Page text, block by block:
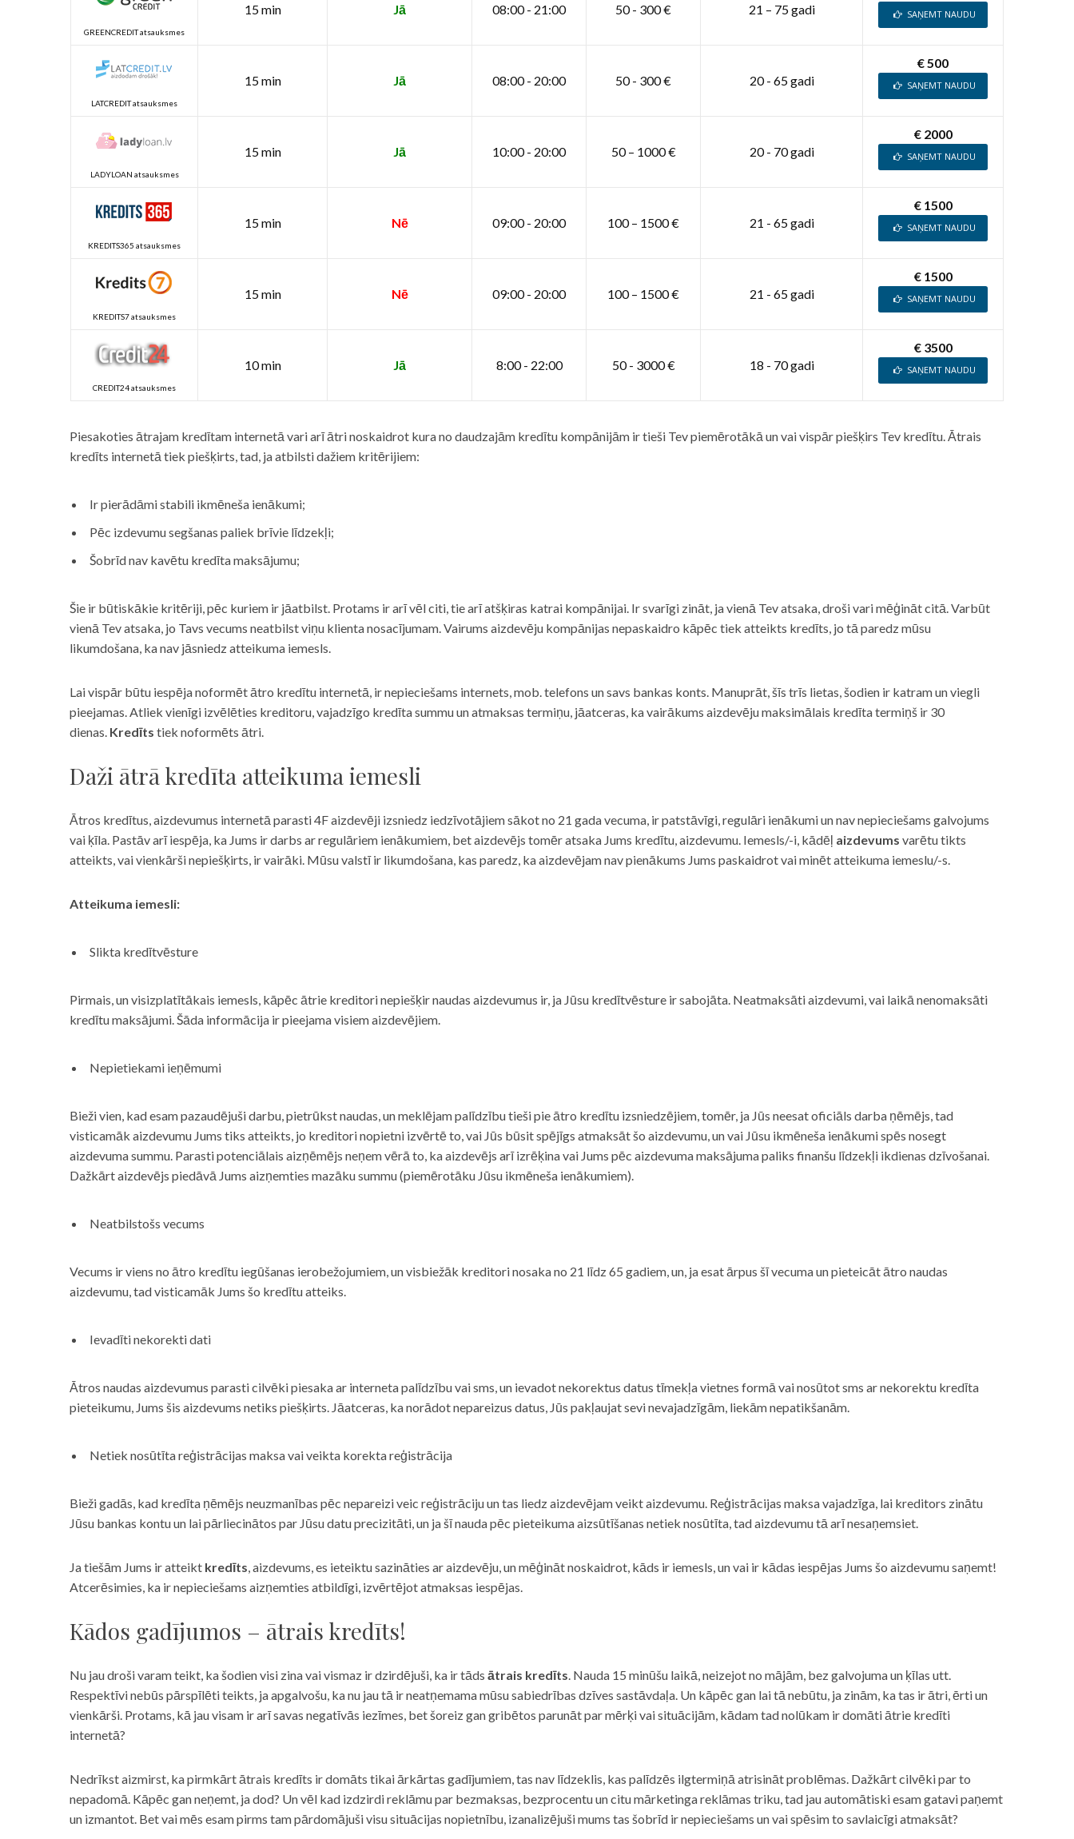
GREENCREDIT atsauksmes
15 min Jā 08:00 - 21:00 50 - 300 € 21 – 75 gadi SAŅEMT NAUDU
LATCREDIT atsauksmes
15 min Jā 08:00 - 20:00 50 - 300 € 20 - 65 gadi
€ 500
SAŅEMT NAUDU
LADYLOAN atsauksmes
15 min Jā 10:00 - 20:00 50 – 1000 € 20 - 70 gadi
€ 2000
SAŅEMT NAUDU
KREDITS365 atsauksmes
15 min Nē 09:00 - 20:00 100 – 1500 € 21 - 65 gadi
€ 1500
SAŅEMT NAUDU
KREDITS7 atsauksmes
15 min Nē 09:00 - 20:00 100 – 1500 € 21 - 65 gadi
€ 1500
SAŅEMT NAUDU
CREDIT24 atsauksmes
10 min Jā 8:00 - 22:00 50 - 3000 € 18 - 70 gadi
€ 3500
SAŅEMT NAUDU
Piesakoties ātrajam kredītam internetā vari arī ātri noskaidrot kura no daudzajām kredītu kompānijām ir tieši Tev piemērotākā un vai vispār piešķirs Tev kredītu. Ātrais
kredīts internetā tiek piešķirts, tad, ja atbilsti dažiem kritērijiem:
Ir pierādāmi stabili ikmēneša ienākumi;
Pēc izdevumu segšanas paliek brīvie līdzekļi;
Šobrīd nav kavētu kredīta maksājumu;
Šie ir būtiskākie kritēriji, pēc kuriem ir jāatbilst. Protams ir arī vēl citi, tie arī atšķiras katrai kompānijai. Ir svarīgi zināt, ja vienā Tev atsaka, droši vari mēģināt citā. Varbūt
vienā Tev atsaka, jo Tavs vecums neatbilst viņu klienta nosacījumam. Vairums aizdevēju kompānijas nepaskaidro kāpēc tiek atteikts kredīts, jo tā paredz mūsu
likumdošana, ka nav jāsniedz atteikuma iemesls.
Lai vispār būtu iespēja noformēt ātro kredītu internetā, ir nepieciešams internets, mob. telefons un savs bankas konts. Manuprāt, šīs trīs lietas, šodien ir katram un viegli
pieejamas. Atliek vienīgi izvēlēties kreditoru, vajadzīgo kredīta summu un atmaksas termiņu, jāatceras, ka vairākums aizdevēju maksimālais kredīta termiņš ir 30
dienas. Kredīts tiek noformēts ātri.
Daži ātrā kredīta atteikuma iemesli
Ātros kredītus, aizdevumus internetā parasti 4F aizdevēji izsniedz iedzīvotājiem sākot no 21 gada vecuma, ir patstāvīgi, regulāri ienākumi un nav nepieciešams galvojums
vai ķīla. Pastāv arī iespēja, ka Jums ir darbs ar regulāriem ienākumiem, bet aizdevējs tomēr atsaka Jums kredītu, aizdevumu. Iemesls/-i, kādēļ aizdevums varētu tikts
atteikts, vai vienkārši nepiešķirts, ir vairāki. Mūsu valstī ir likumdošana, kas paredz, ka aizdevējam nav pienākums Jums paskaidrot vai minēt atteikuma iemeslu/-s.
Atteikuma iemesli:
Slikta kredītvēsture
Pirmais, un visizplatītākais iemesls, kāpēc ātrie kreditori nepiešķir naudas aizdevumus ir, ja Jūsu kredītvēsture ir sabojāta. Neatmaksāti aizdevumi, vai laikā nenomaksāti
kredītu maksājumi. Šāda informācija ir pieejama visiem aizdevējiem.
Nepietiekami ieņēmumi
Bieži vien, kad esam pazaudējuši darbu, pietrūkst naudas, un meklējam palīdzību tieši pie ātro kredītu izsniedzējiem, tomēr, ja Jūs neesat oficiāls darba ņēmējs, tad
visticamāk aizdevumu Jums tiks atteikts, jo kreditori nopietni izvērtē to, vai Jūs būsit spējīgs atmaksāt šo aizdevumu, un vai Jūsu ikmēneša ienākumi spēs nosegt
aizdevuma summu. Parasti potenciālais aizņēmējs neņem vērā to, ka aizdevējs arī izrēķina vai Jums pēc aizdevuma maksājuma paliks finanšu līdzekļi ikdienas dzīvošanai.
Dažkārt aizdevējs piedāvā Jums aizņemties mazāku summu (piemērotāku Jūsu ikmēneša ienākumiem).
Neatbilstošs vecums
Vecums ir viens no ātro kredītu iegūšanas ierobežojumiem, un visbiežāk kreditori nosaka no 21 līdz 65 gadiem, un, ja esat ārpus šī vecuma un pieteicāt ātro naudas
aizdevumu, tad visticamāk Jums šo kredītu atteiks.
Ievadīti nekorekti dati
Ātros naudas aizdevumus parasti cilvēki piesaka ar interneta palīdzību vai sms, un ievadot nekorektus datus tīmekļa vietnes formā vai nosūtot sms ar nekorektu kredīta
pieteikumu, Jums šis aizdevums netiks piešķirts. Jāatceras, ka norādot nepareizus datus, Jūs pakļaujat sevi nevajadzīgām, liekām nepatikšanām.
Netiek nosūtīta reģistrācijas maksa vai veikta korekta reģistrācija
Bieži gadās, kad kredīta ņēmējs neuzmanības pēc nepareizi veic reģistrāciju un tas liedz aizdevējam veikt aizdevumu. Reģistrācijas maksa vajadzīga, lai kreditors zinātu
Jūsu bankas kontu un lai pārliecinātos par Jūsu datu precizitāti, un ja šī nauda pēc pieteikuma aizsūtīšanas netiek nosūtīta, tad aizdevumu tā arī nesaņemsiet.
Ja tiešām Jums ir atteikt kredīts, aizdevums, es ieteiktu sazināties ar aizdevēju, un mēģināt noskaidrot, kāds ir iemesls, un vai ir kādas iespējas Jums šo aizdevumu saņemt!
Atcerēsimies, ka ir nepieciešams aizņemties atbildīgi, izvērtējot atmaksas iespējas.
Kādos gadījumos – ātrais kredīts!
Nu jau droši varam teikt, ka šodien visi zina vai vismaz ir dzirdējuši, ka ir tāds ātrais kredīts. Nauda 15 minūšu laikā, neizejot no mājām, bez galvojuma un ķīlas utt.
Respektīvi nebūs pārspīlēti teikts, ja apgalvošu, ka nu jau tā ir neatņemama mūsu sabiedrības dzīves sastāvdaļa. Un kāpēc gan lai tā nebūtu, ja zinām, ka tas ir ātri, ērti un
vienkārši. Protams, kā jau visam ir arī savas negatīvās iezīmes, bet šoreiz gan gribētos parunāt par mērķi vai situācijām, kādam tad nolūkam ir domāti ātrie kredīti
internetā?
Nedrīkst aizmirst, ka pirmkārt ātrais kredīts ir domāts tikai ārkārtas gadījumiem, tas nav līdzeklis, kas palīdzēs ilgtermiņā atrisināt problēmas. Dažkārt cilvēki par to
nepadomā. Kāpēc gan neņemt, ja dod? Un vēl kad izdzirdi reklāmu par bezmaksas, bezprocentu un citu mārketinga reklāmas triku, tad jau automātiski esam gatavi paņemt
un izmantot. Bet vai mēs esam pirms tam pārdomājuši visu situācijas nopietnību, izanalizējuši mums tas šobrīd ir nepieciešams un vai spēsim to savlaicīgi atmaksāt?